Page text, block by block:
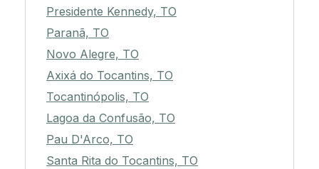
Presidente Kennedy, TO
Paranã, TO
Novo Alegre, TO
Axixá do Tocantins, TO
Tocantinópolis, TO
Lagoa da Confusão, TO
Pau D'Arco, TO
Santa Rita do Tocantins, TO